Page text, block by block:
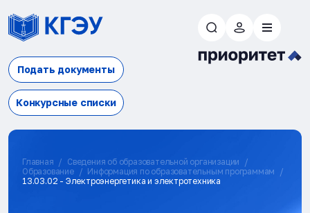
Подать документы
Конкурсные списки
Главная
Сведения об образовательной организации
Образование
Информация по образовательным программам
13.03.02 - Электроэнергетика и электротехника